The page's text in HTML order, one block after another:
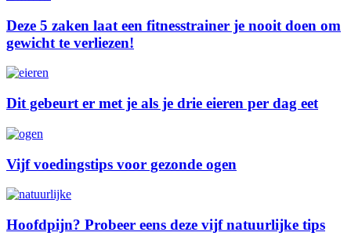
Deze 5 zaken laat een fitnesstrainer je nooit doen om
gewicht te verliezen!
Dit gebeurt er met je als je drie eieren per dag eet
Vijf voedingstips voor gezonde ogen
Hoofdpijn? Probeer eens deze vijf natuurlijke tips